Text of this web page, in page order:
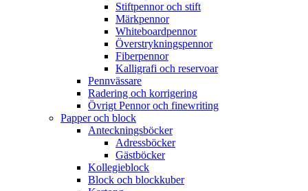
Stiftpennor och stift
Märkpennor
Whiteboardpennor
Överstrykningspennor
Fiberpennor
Kalligrafi och reservoar
Pennvässare
Radering och korrigering
Övrigt Pennor och finewriting
Papper och block
Anteckningsböcker
Adressböcker
Gästböcker
Kollegieblock
Block och blockkuber